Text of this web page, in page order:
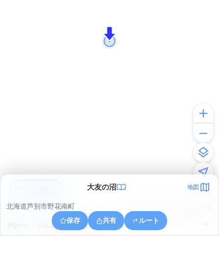
大友の沼 地図
北海道芦別市野花南町
保存
共有 ルート
北海道芦別市野花南町